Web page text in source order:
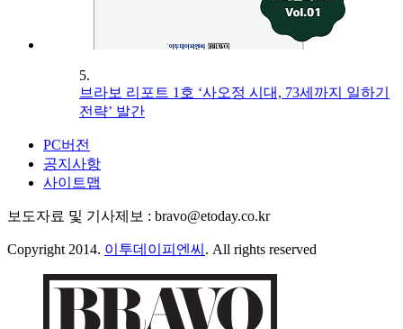
5.
브라보 리포트 1호 ‘사오정 시대, 73세까지 일하기
전략’ 발간
PC버전
공지사항
사이트맵
보도자료 및 기사제보 : bravo@etoday.co.kr
Copyright 2014. 이투데이피엔씨 . All rights reserved